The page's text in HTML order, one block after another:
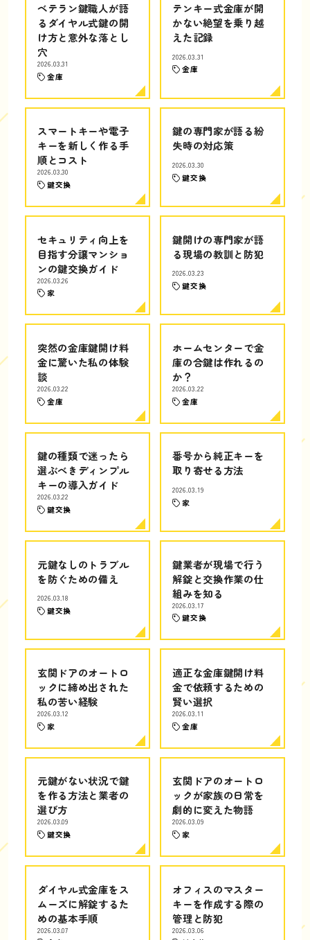
ベテラン鍵職人が語
るダイヤル式鍵の開
け方と意外な落とし
穴
2026.03.31
金庫
テンキー式金庫が開
かない絶望を乗り越
えた記録
2026.03.31
金庫
スマートキーや電子
キーを新しく作る手
順とコスト
2026.03.30
鍵交換
鍵の専門家が語る紛
失時の対応策
2026.03.30
鍵交換
セキュリティ向上を
目指す分譲マンショ
ンの鍵交換ガイド
2026.03.26
家
鍵開けの専門家が語
る現場の教訓と防犯
2026.03.23
鍵交換
突然の金庫鍵開け料
金に驚いた私の体験
談
2026.03.22
金庫
ホームセンターで金
庫の合鍵は作れるの
か？
2026.03.22
金庫
鍵の種類で迷ったら
選ぶべきディンプル
キーの導入ガイド
2026.03.22
鍵交換
番号から純正キーを
取り寄せる方法
2026.03.19
家
元鍵なしのトラブル
を防ぐための備え
2026.03.18
鍵交換
鍵業者が現場で行う
解錠と交換作業の仕
組みを知る
2026.03.17
鍵交換
玄関ドアのオートロ
ックに締め出された
私の苦い経験
2026.03.12
家
適正な金庫鍵開け料
金で依頼するための
賢い選択
2026.03.11
金庫
元鍵がない状況で鍵
を作る方法と業者の
選び方
2026.03.09
鍵交換
玄関ドアのオートロ
ックが家族の日常を
劇的に変えた物語
2026.03.09
家
ダイヤル式金庫をス
ムーズに解錠するた
めの基本手順
2026.03.07
オフィスのマスター
キーを作成する際の
管理と防犯
2026.03.06